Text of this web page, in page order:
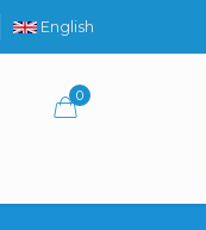
English
0